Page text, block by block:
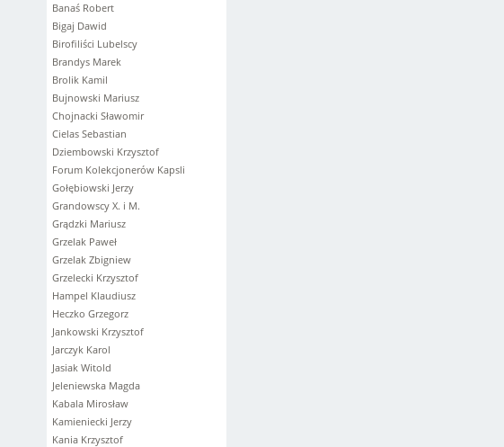
Banaś Robert
Bigaj Dawid
Birofiliści Lubelscy
Brandys Marek
Brolik Kamil
Bujnowski Mariusz
Chojnacki Sławomir
Cielas Sebastian
Dziembowski Krzysztof
Forum Kolekcjonerów Kapsli
Gołębiowski Jerzy
Grandowscy X. i M.
Grądzki Mariusz
Grzelak Paweł
Grzelak Zbigniew
Grzelecki Krzysztof
Hampel Klaudiusz
Heczko Grzegorz
Jankowski Krzysztof
Jarczyk Karol
Jasiak Witold
Jeleniewska Magda
Kabala Mirosław
Kamieniecki Jerzy
Kania Krzysztof